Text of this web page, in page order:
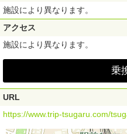
施設により異なります。
アクセス
施設により異なります。
乗
URL
https://www.trip-tsugaru.com/